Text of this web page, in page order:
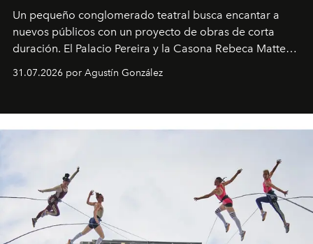
Un pequeño conglomerado teatral busca encantar a
nuevos públicos con un proyecto de obras de corta
duración. El Palacio Pereira y la Casona Rebeca Matte
son algunos de los lugares que han albergado estas
miniobras. Sus puestas en escena son limpias; ponen el
31.07.2026 por Agustín González